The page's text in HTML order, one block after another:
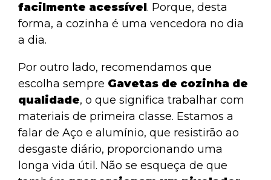
facilmente acessível. Porque, desta
forma, a cozinha é uma vencedora no dia
a dia.
Por outro lado, recomendamos que
escolha sempre Gavetas de cozinha de
qualidade, o que significa trabalhar com
materiais de primeira classe. Estamos a
falar de Aço e alumínio, que resistirão ao
desgaste diário, proporcionando uma
longa vida útil. Não se esqueça de que